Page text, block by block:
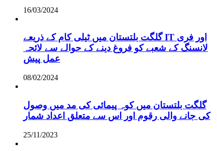
16/03/2024
گلگت بلتستان میں ٹیلی کام کے ذریعے IT اور فری
لانسنگ کے شعبے کو فروغ دینے کے حوالے سے لائحہ
عمل پیش
08/02/2024
گلگت بلتستان میں کوہ پیمائی کی مد میں وصول
کی جانے والی رقوم اور اس سے متعلق اعداد شمار
25/11/2023